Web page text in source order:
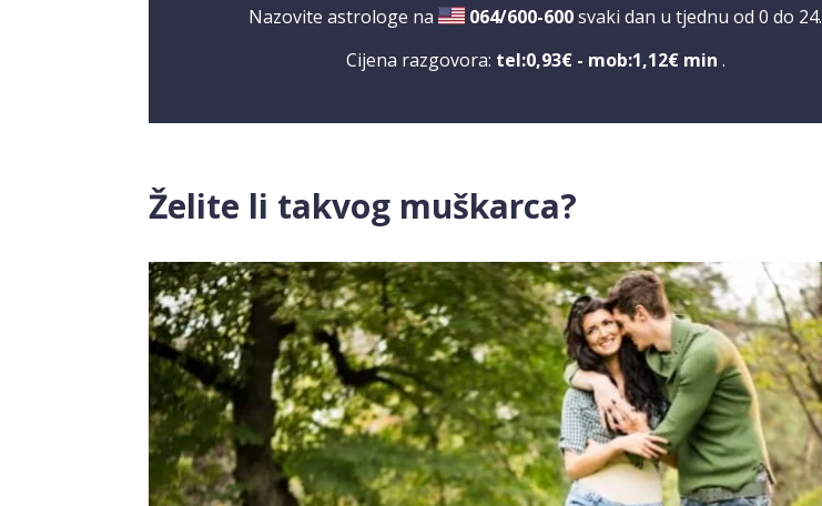
Nazovite astrologe na 064/600-600 svaki dan u tjednu od 0 do 24.
Cijena razgovora: tel:0,93€ - mob:1,12€ min .
Želite li takvog muškarca?